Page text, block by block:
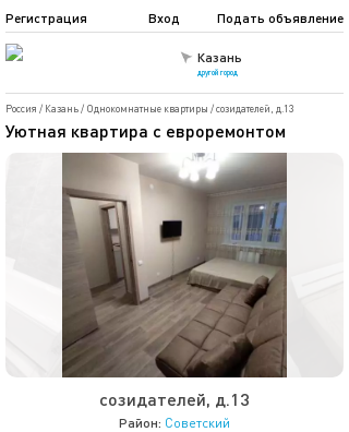
Казань
другой город
Подать объявление
Регистрация Вход
Россия / Казань/ Однокомнатные квартиры /созидателей, д.13
Уютная квартира с евроремонтом
созидателей, д.13
Район: Советский